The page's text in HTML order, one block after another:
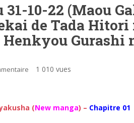
31-10-22 (Maou
de Tada Hitori
Gurashi
1 010 vues
(New manga) – Chapitre 01